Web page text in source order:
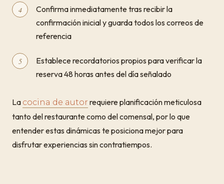
Confirma inmediatamente tras recibir la
confirmación inicial y guarda todos los correos de
referencia
Establece recordatorios propios para verificar la
reserva 48 horas antes del día señalado
La cocina de autor requiere planificación meticulosa
tanto del restaurante como del comensal, por lo que
entender estas dinámicas te posiciona mejor para
disfrutar experiencias sin contratiempos.